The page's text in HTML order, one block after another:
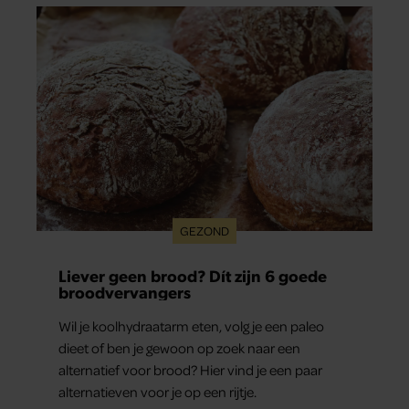
GEZOND
Liever geen brood? Dít zijn 6 goede
broodvervangers
Wil je koolhydraatarm eten, volg je een paleo
dieet of ben je gewoon op zoek naar een
alternatief voor brood? Hier vind je een paar
alternatieven voor je op een rijtje.